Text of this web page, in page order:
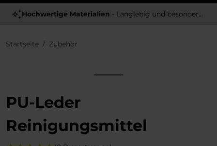
Hochwertige Materialien - Langlebig und besonders Angenehm
Startseite Zubehör
PU-Leder
Reinigungsmittel